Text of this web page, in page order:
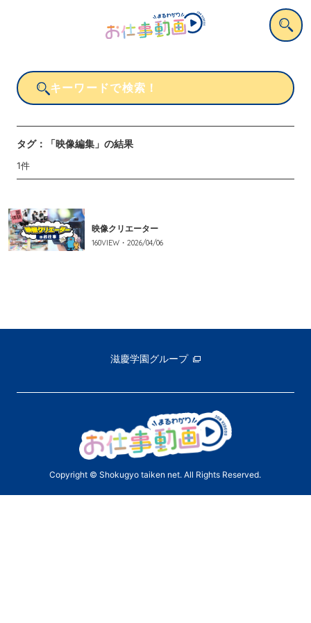
タグ： 「映像編集」 の結果
1件
映像クリエーター
160VIEW・ 2026/04/06
滋慶学園グループ
Copyright © Shokugyo taiken net. All Rights Reserved.